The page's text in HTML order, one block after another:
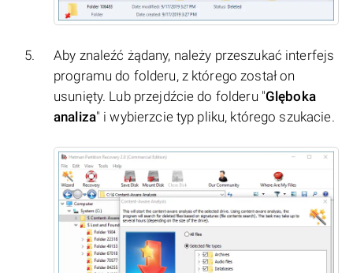
Aby znaleźć żądany, należy przeszukać interfejs
programu do folderu, z którego został on
usunięty. Lub przejdźcie do folderu "Glęboka
analiza" i wybierzcie typ pliku, którego szukacie.